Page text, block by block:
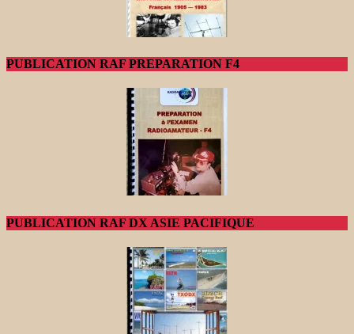
PUBLICATION RAF PREPARATION F4
PUBLICATION RAF DX ASIE PACIFIQUE